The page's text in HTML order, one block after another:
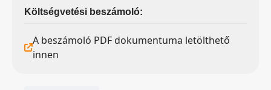
Költségvetési beszámoló:
A beszámoló PDF dokumentuma letölthető
innen